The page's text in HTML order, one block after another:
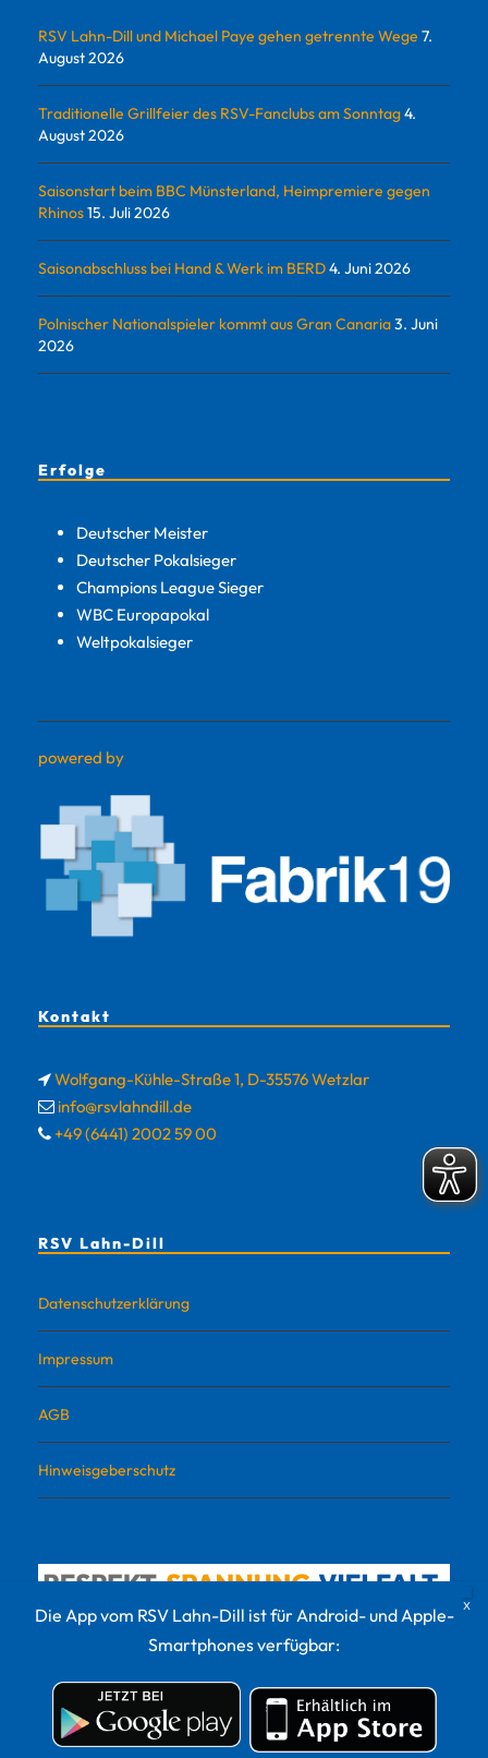
RSV Lahn-Dill und Michael Paye gehen getrennte Wege 7.
August 2026
Traditionelle Grillfeier des RSV-Fanclubs am Sonntag4.
August 2026
Saisonstart beim BBC Münsterland, Heimpremiere gegen
Rhinos15. Juli 2026
Saisonabschluss bei Hand & Werk im BERD4. Juni 2026
Polnischer Nationalspieler kommt aus Gran Canaria3. Juni
2026
Erfolge
Deutscher Meister
Deutscher Pokalsieger
Champions League Sieger
WBC Europapokal
Weltpokalsieger
powered by
Kontakt
Wolfgang-Kühle-Straße 1, D-35576 Wetzlar
info@rsvlahndill.de
+49 (6441) 2002 59 00
RSV Lahn-Dill
Datenschutzerklärung
Impressum
AGB
Hinweisgeberschutz
© 2022 RSV Lahn-Dill Sportvermarktungs GmbH
Die App vom RSV Lahn-Dill ist für Android- und Apple-
Smartphones verfügbar: